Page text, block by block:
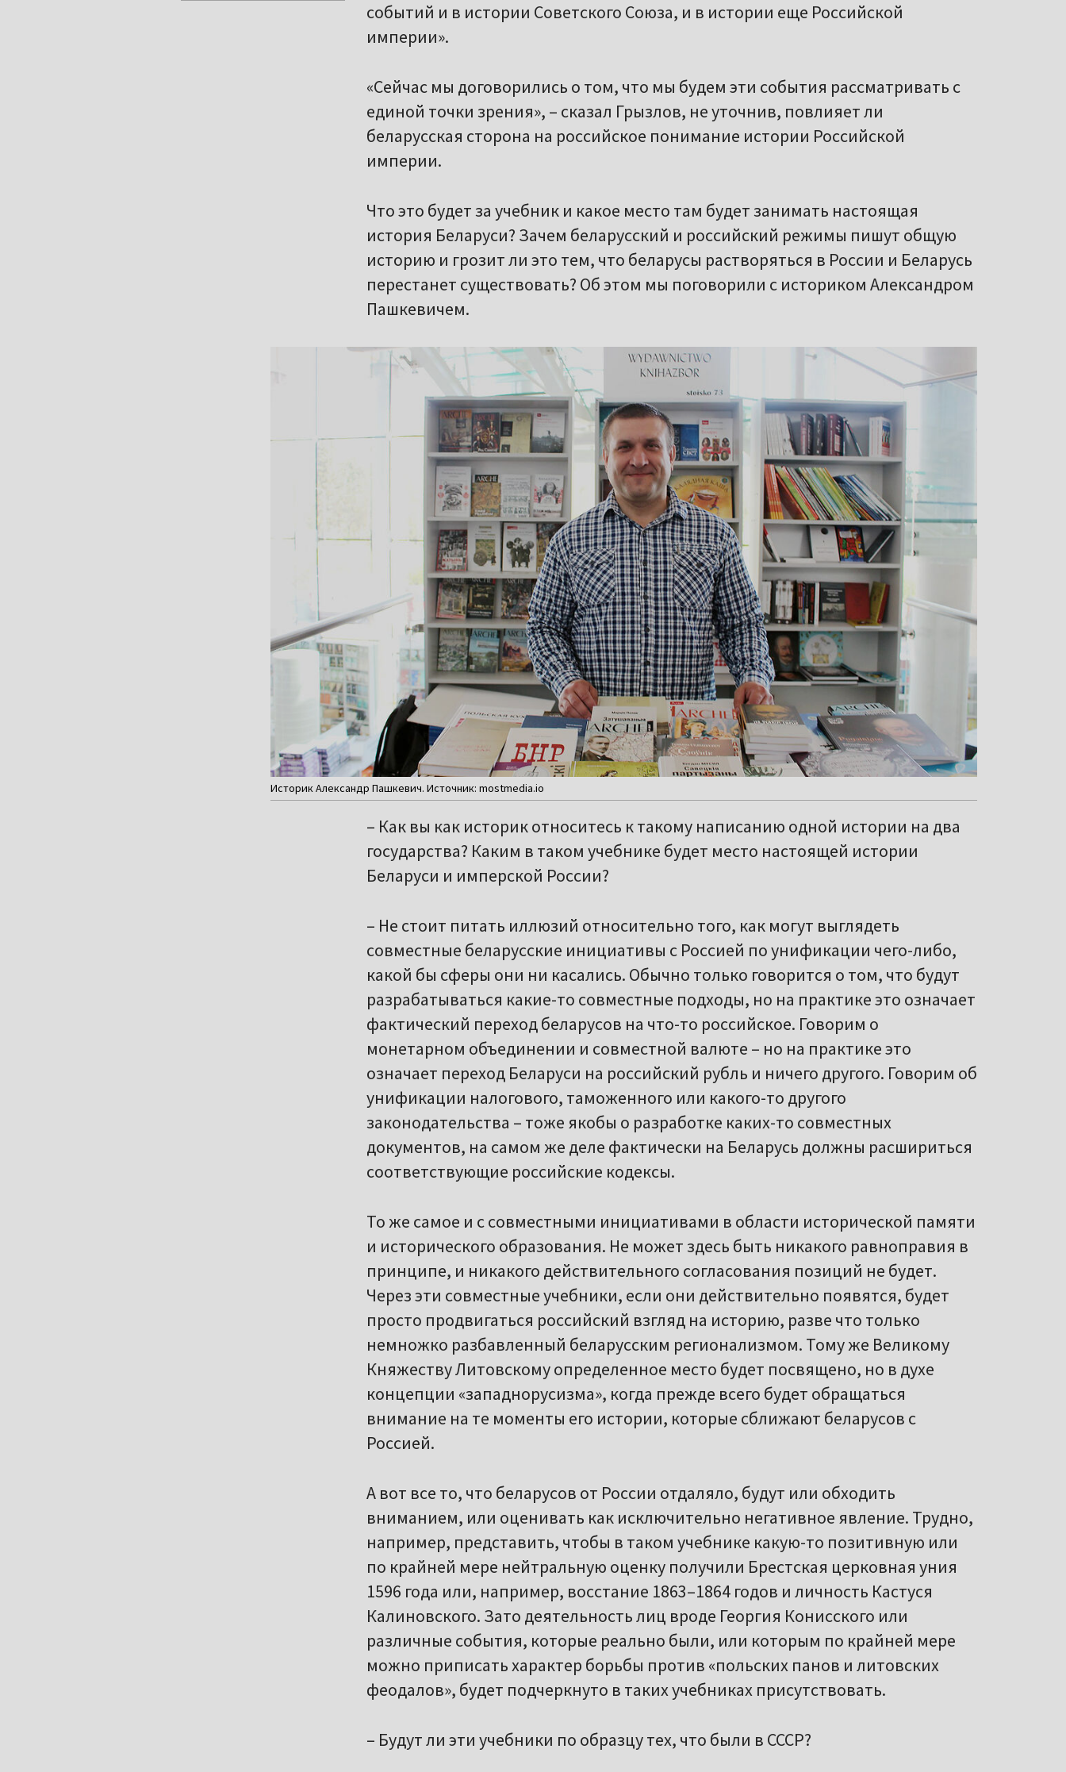
событий и в истории Советского Союза, и в истории еще Российской
империи».
«Сейчас мы договорились о том, что мы будем эти события рассматривать с
единой точки зрения», – сказал Грызлов, не уточнив, повлияет ли
беларусская сторона на российское понимание истории Российской
империи.
Что это будет за учебник и какое место там будет занимать настоящая
история Беларуси? Зачем беларусский и российский режимы пишут общую
историю и грозит ли это тем, что беларусы растворяться в России и Беларусь
перестанет существовать? Об этом мы поговорили с историком Александром
Пашкевичем.
Историк Александр Пашкевич. Источник: mostmedia.io
– Как вы как историк относитесь к такому написанию одной истории на два
государства? Каким в таком учебнике будет место настоящей истории
Беларуси и имперской России?
– Не стоит питать иллюзий относительно того, как могут выглядеть
совместные беларусские инициативы с Россией по унификации чего-либо,
какой бы сферы они ни касались. Обычно только говорится о том, что будут
разрабатываться какие-то совместные подходы, но на практике это означает
фактический переход беларусов на что-то российское. Говорим о
монетарном объединении и совместной валюте – но на практике это
означает переход Беларуси на российский рубль и ничего другого. Говорим об
унификации налогового, таможенного или какого-то другого
законодательства – тоже якобы о разработке каких-то совместных
документов, на самом же деле фактически на Беларусь должны расшириться
соответствующие российские кодексы.
То же самое и с совместными инициативами в области исторической памяти
и исторического образования. Не может здесь быть никакого равноправия в
принципе, и никакого действительного согласования позиций не будет.
Через эти совместные учебники, если они действительно появятся, будет
просто продвигаться российский взгляд на историю, разве что только
немножко разбавленный беларусским регионализмом. Тому же Великому
Княжеству Литовскому определенное место будет посвящено, но в духе
концепции «западнорусизма», когда прежде всего будет обращаться
внимание на те моменты его истории, которые сближают беларусов с
Россией.
А вот все то, что беларусов от России отдаляло, будут или обходить
вниманием, или оценивать как исключительно негативное явление. Трудно,
например, представить, чтобы в таком учебнике какую-то позитивную или
по крайней мере нейтральную оценку получили Брестская церковная уния
1596 года или, например, восстание 1863–1864 годов и личность Кастуся
Калиновского. Зато деятельность лиц вроде Георгия Конисского или
различные события, которые реально были, или которым по крайней мере
можно приписать характер борьбы против «польских панов и литовских
феодалов», будет подчеркнуто в таких учебниках присутствовать.
– Будут ли эти учебники по образцу тех, что были в СССР?